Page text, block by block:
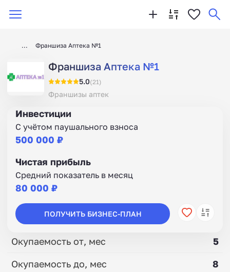
Франшиза Аптека №1
Франшиза Аптека №1
5.0(21)
Франшизы аптек
Инвестиции
С учётом паушального взноса
500 000 ₽
Чистая прибыль
Средний показатель в месяц
80 000 ₽
ПОЛУЧИТЬ БИЗНЕС-ПЛАН
Окупаемость от, мес
5
Окупаемость до, мес
8